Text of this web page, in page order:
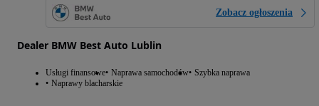
Zobacz ogłoszenia
Dealer BMW Best Auto Lublin
Usługi finansowe Naprawa samochodów Szybka naprawa
Naprawy blacharskie